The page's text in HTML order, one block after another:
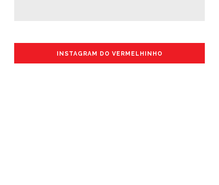
INSTAGRAM DO VERMELHINHO